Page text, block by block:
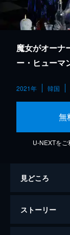
魔女がオーナ
ー・ヒューマ
2021年 韓国
無
U-NEXTを
見どころ
ストーリー